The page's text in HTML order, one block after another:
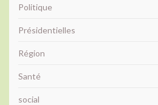
Politique
Présidentielles
Région
Santé
social